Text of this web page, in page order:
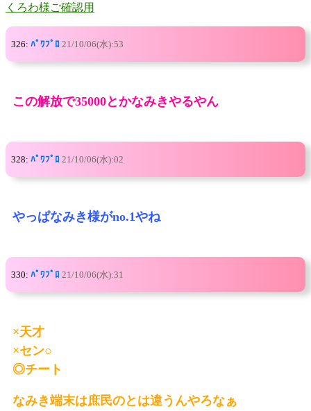
くろわ様ご確認用
326: ﾊﾟﾜﾌﾟﾛ 21/10/06(水):53
この解放で35000とかなみきやるやん
328: ﾊﾟﾜﾌﾟﾛ 21/10/06(水):02
やっぱなみき様がno.1やね
330: ﾊﾟﾜﾌﾟﾛ 21/10/06(水):31
×天才
×セン○
◎チート
なみき端末は庶民のとは違うんやろなぁ